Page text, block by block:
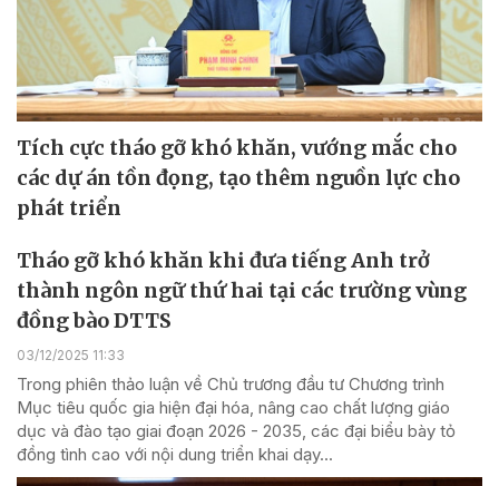
Tích cực tháo gỡ khó khăn, vướng mắc cho
các dự án tồn đọng, tạo thêm nguồn lực cho
phát triển
Tháo gỡ khó khăn khi đưa tiếng Anh trở
thành ngôn ngữ thứ hai tại các trường vùng
đồng bào DTTS
03/12/2025 11:33
Trong phiên thảo luận về Chủ trương đầu tư Chương trình
Mục tiêu quốc gia hiện đại hóa, nâng cao chất lượng giáo
dục và đào tạo giai đoạn 2026 - 2035, các đại biểu bày tỏ
đồng tình cao với nội dung triển khai dạy...